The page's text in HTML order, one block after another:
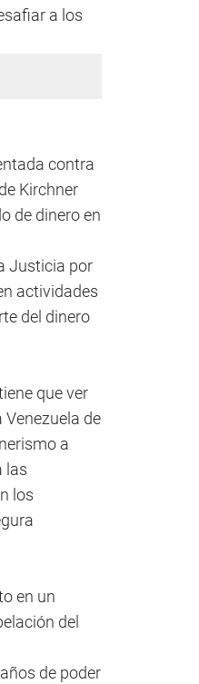
a los
contra
Kirchner
de dinero en
Justicia por
actividades
del dinero
que ver
Venezuela de
a
las
los
en un
del
de poder